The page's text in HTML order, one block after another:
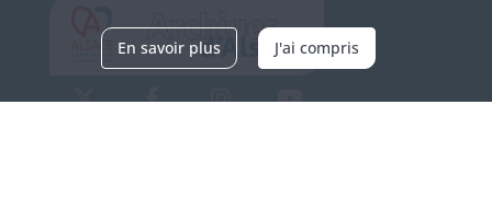
En savoir plus J'ai compris